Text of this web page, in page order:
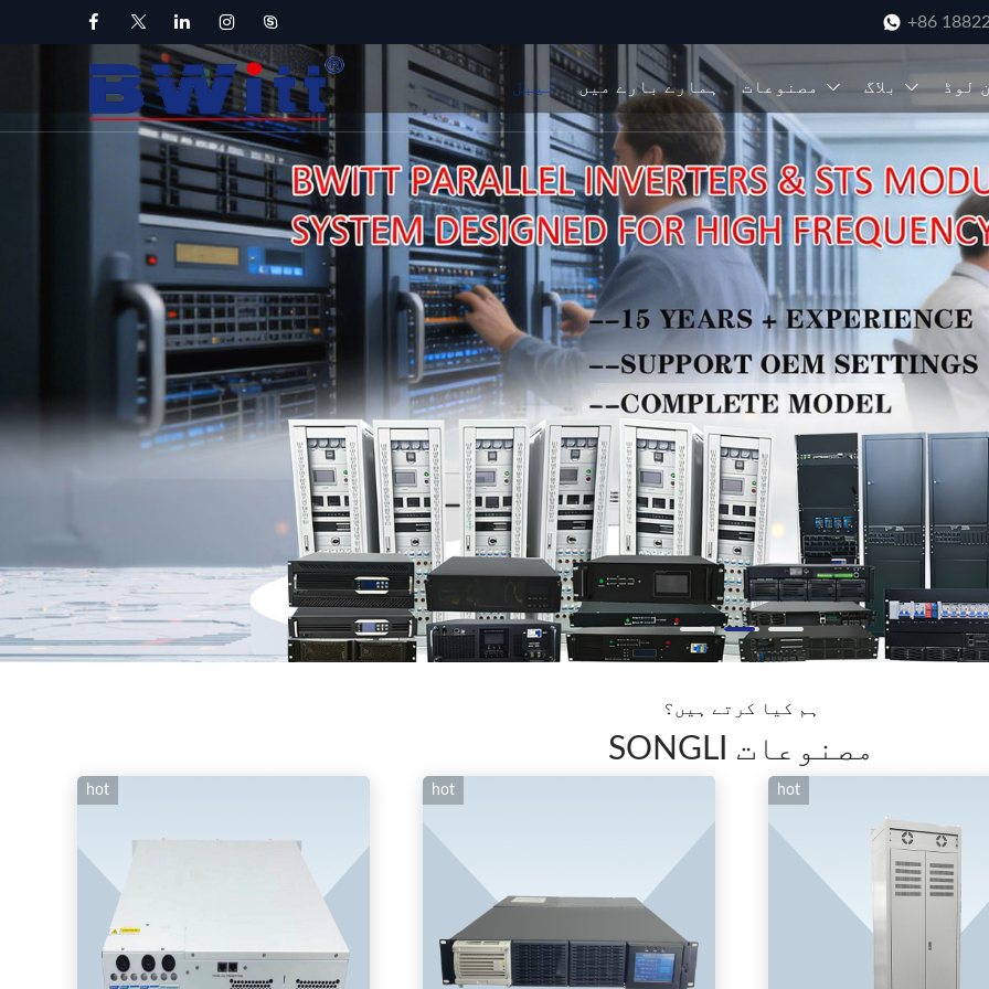
+86
لیبل ہمارے بارے میں مصنوعات بلاگ لوڈ
ہم کیا کرتے ہیں؟
SONGLI مصنوعات
hot hot hot